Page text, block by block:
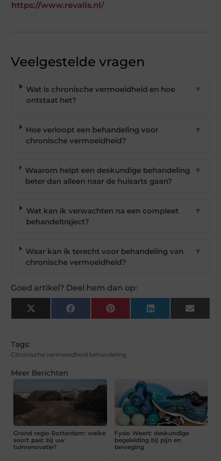
https://www.revalis.nl/
Veelgestelde vragen
Wat is chronische vermoeidheid en hoe
ontstaat het?
▼
Hoe verloopt een behandeling voor
chronische vermoeidheid?
▼
Waarom helpt een deskundige behandeling
beter dan alleen naar de huisarts gaan?
▼
Wat kan ik verwachten na een compleet
behandeltraject?
▼
Waar kan ik terecht voor behandeling van
chronische vermoeidheid?
▼
Goed artikel? Deel hem dan op:
X
(Twitter)
FacebookPinterest LinkedIn Email
Tags:
Chronische vermoeidheid behandeling
Meer Berichten
Grond regio Rotterdam: welke
soort past bij uw
tuinrenovatie?
Fysio Weert: deskundige
begeleiding bij pijn en
beweging